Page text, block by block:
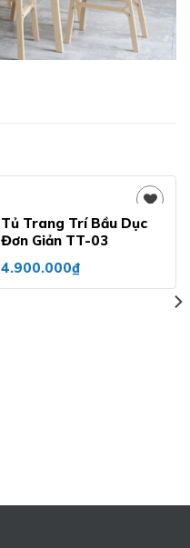
Tủ Trang Trí Bầu Dục
Đơn Giản TT-03
4.900.000₫